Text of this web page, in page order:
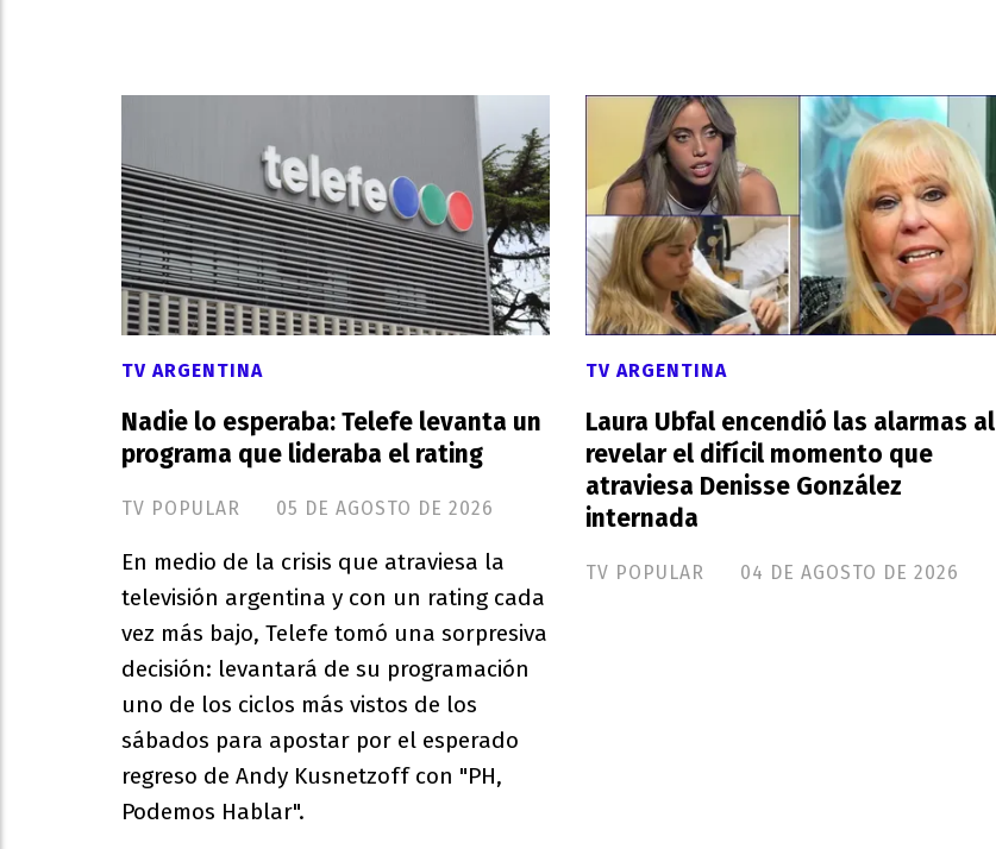
Nadie lo esperaba: Telefe levanta un
programa que lideraba el rating
TV POPULAR
TV ARGENTINA
05 DE AGOSTO DE 2026
En medio de la crisis que atraviesa la
televisión argentina y con un rating cada
vez más bajo, Telefe tomó una sorpresiva
decisión: levantará de su programación
uno de los ciclos más vistos de los
sábados para apostar por el esperado
regreso de Andy Kusnetzoff con "PH,
Podemos Hablar".
Laura Ubfal encendió las alarmas al
revelar el difícil momento que
atraviesa Denisse González
internada
TV POPULAR
TV ARGENTINA
04 DE AGOSTO DE 2026